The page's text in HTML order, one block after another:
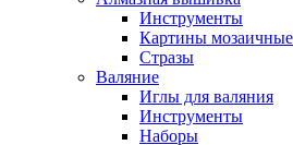
Инструменты
Картины мозаичные
Стразы
Валяние
Иглы для валяния
Инструменты
Наборы